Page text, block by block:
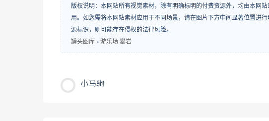
版权说明：本网站所有视觉素材，除有明确标明的付费资源外，均由本网
用。如您需将本网站素材应用于不同场景，请在图片下方中间显著位置进
源标识，则可能存在侵权的法律风险。
罐头图库 » 游乐场 攀岩
小马驹